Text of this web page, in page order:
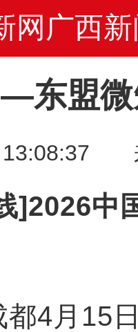
网广西新
东盟
13:08:37
]2026中
月15日